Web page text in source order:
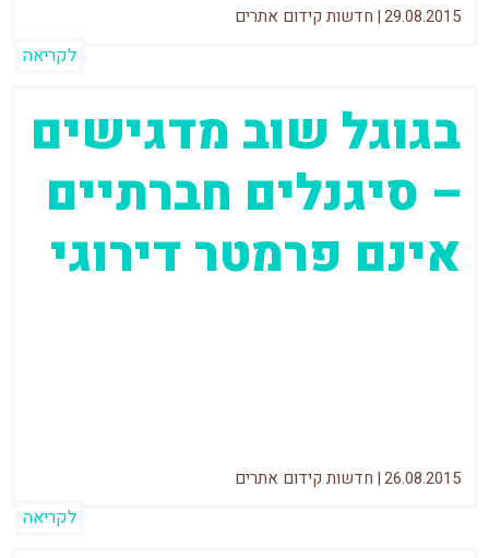
29.08.2015
| חדשות קידום אתרים
לקריאה
בגוגל שוב מדגישים
– סיגנלים חברתיים
אינם פרמטר דירוגי
26.08.2015
| חדשות קידום אתרים
לקריאה